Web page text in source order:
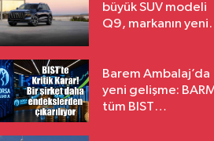
büyük SUV modeli
Q9, markanın yeni
Barem Ambalaj’da
yeni gelişme:
tüm BIST